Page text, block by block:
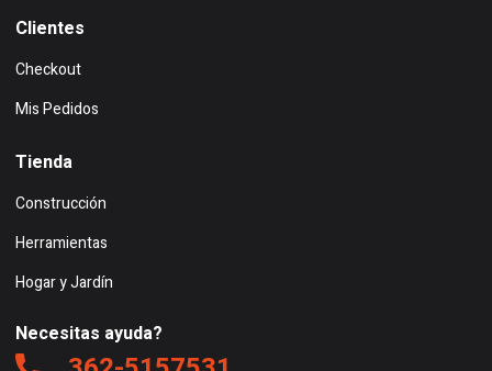
Clientes
Checkout
Mis Pedidos
Tienda
Construcción
Herramientas
Hogar y Jardín
Necesitas ayuda?